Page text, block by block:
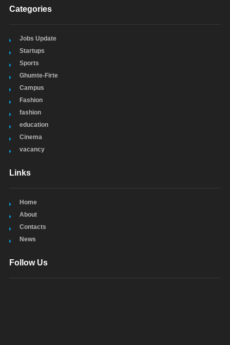
Categories
Jobs Update
Startups
Sports
Ghumte-Firte
Campus
Fashion
fashion
education
Cinema
vacancy
Links
Home
About
Contacts
News
Follow Us